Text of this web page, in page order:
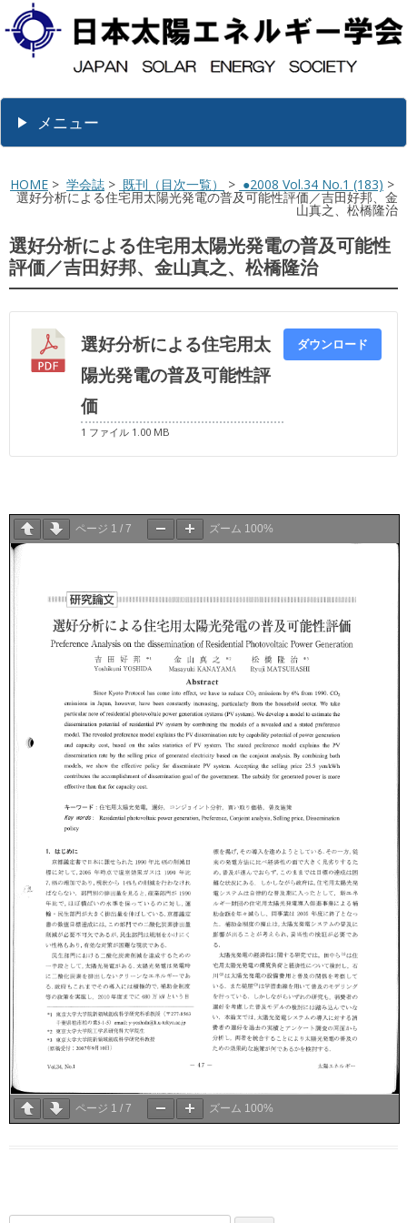
メニュー
HOME > 学会誌 > 既刊（目次一覧） > ●2008 Vol.34 No.1 (183) >
選好分析による住宅用太陽光発電の普及可能性評価／吉田好邦、金
山真之、松橋隆治
選好分析による住宅用太陽光発電の普及可能性
評価／吉田好邦、金山真之、松橋隆治
選好分析による住宅用太
陽光発電の普及可能性評
価
1 ファイル 1.00 MB
ダウンロード
ページ 1 / 7 ズーム 100%
ページ 1 / 7 ズーム 100%